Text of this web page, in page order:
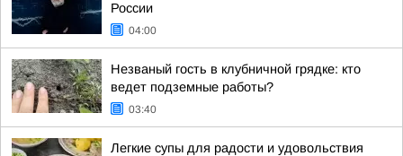
России
04:00
Незваный гость в клубничной грядке: кто
ведет подземные работы?
03:40
Легкие супы для радости и удовольствия